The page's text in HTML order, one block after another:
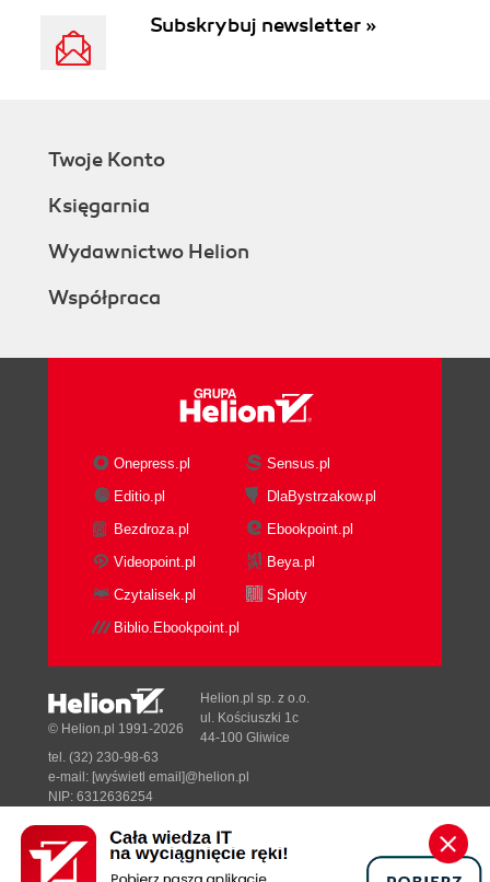
Subskrybuj newsletter »
Twoje Konto
Księgarnia
Wydawnictwo Helion
Współpraca
Onepress.pl
Sensus.pl
Editio.pl
DlaBystrzakow.pl
Bezdroza.pl
Ebookpoint.pl
Videopoint.pl
Beya.pl
Czytalisek.pl
Sploty
Biblio.Ebookpoint.pl
Designed with ♥ byTonik.pl
© Helion.pl 1991-2026
Helion.pl sp. z o.o.
ul. Kościuszki 1c
44-100 Gliwice
tel. (32) 230-98-63
e-mail: [wyświetl email]@helion.pl
NIP: 6312636254